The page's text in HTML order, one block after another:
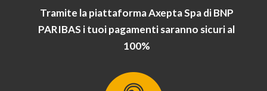
Tramite la piattaforma Axepta Spa di BNP
PARIBAS i tuoi pagamenti saranno sicuri al
100%